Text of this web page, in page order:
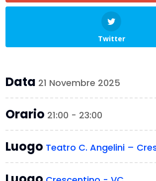
Twitter
Data 21 Novembre 2025
Orario 21:00 - 23:00
Luogo Teatro C. Angelini –